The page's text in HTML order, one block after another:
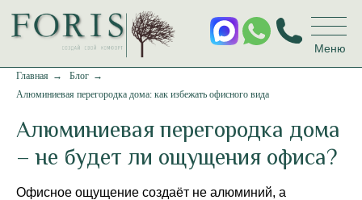
Меню
Главная → Блог →
Алюминиевая перегородка дома: как избежать офисного вида
Алюминиевая перегородка дома
– не будет ли ощущения офиса?
Офисное ощущение создаёт не алюминий, а